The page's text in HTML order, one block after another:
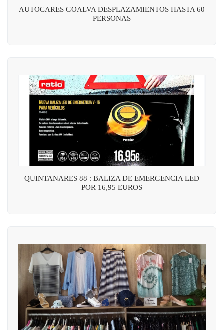
AUTOCARES GOALVA DESPLAZAMIENTOS HASTA 60
PERSONAS
QUINTANARES 88 : BALIZA DE EMERGENCIA LED
POR 16,95 EUROS